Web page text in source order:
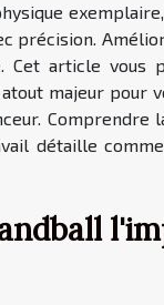
précision.
article vous
majeur pour
Comprendre
détaille